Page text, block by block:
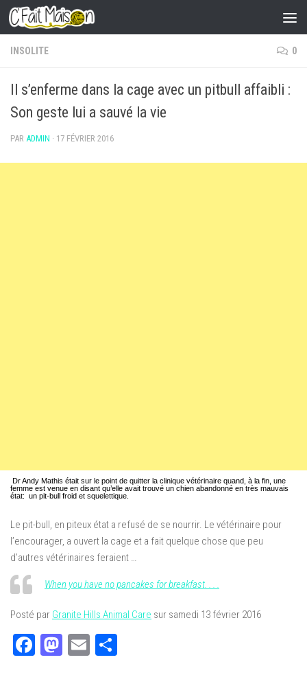
Skip to content
INSOLITE 0
Il s’enferme dans la cage avec un pitbull affaibli :
Son geste lui a sauvé la vie
PAR ADMIN · 17 FÉVRIER 2016
DrAndy Mathis était sur le point de quitter la clinique vétérinaire quand, à la fin une
femme est venue en disant qu’elle avait trouvé un chien abandonné en très mauvais
état: un pit-bull froid et squelettique.
Le pit-bull, en piteux état a refusé de se nourrir. Le vétérinaire pour
l’encourager, a ouvert la cage et a fait quelque chose que peu
d’autres vétérinaires feraient …
When you have no pancakes for breakfast. . . .
Posté par Granite Hills Animal Care sur samedi 13 février 2016
Facebook
Mastodon
Email